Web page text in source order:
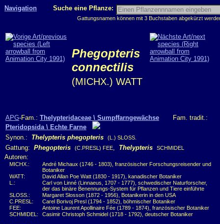
Navigation Suche eine Pflanze:
Gattungsnamen können mit 3 Buchstaben abgekürzt
Phegopteris
connectilis
(MICHX.) WATT
APG-Fam.: Thelypteridaceae \ Sumpffarngewächse Fam. tradit.:
Pteridopsida \ Echte Farne
Synon.: Thelypteris phegopteris (L.) SLOSS.
Gattung: Phegopteris (C.PRESL) FEE, Thelypteris SCHMIDEL
Autoren:
MICHX.:
André Michaux (1746 - 1803), französischer Forschungsreisender und
Botaniker
WATT:
David Allan Poe Watt (1830 - 1917), kanadischer Botaniker
L.:
Carl von Linné (Linnaeus, 1707 - 1777), schwedischer Naturforscher,
der das binäre Benennungs-System für Pflanzen und Tiere einführte
SLOSS.:
Margaret Slosson (1872 - 1956), Botanikerin in den USA
C.PRESL:
Carel Borivoj Presl (1794 - 1852), böhmischer Botaniker
FEE:
Antoine Laurent Apollinaire Fée (1789 - 1874), französischer Botaniker
SCHMIDEL:
Casimir Christoph Schmidel (1718 - 1792), deutscher Botaniker